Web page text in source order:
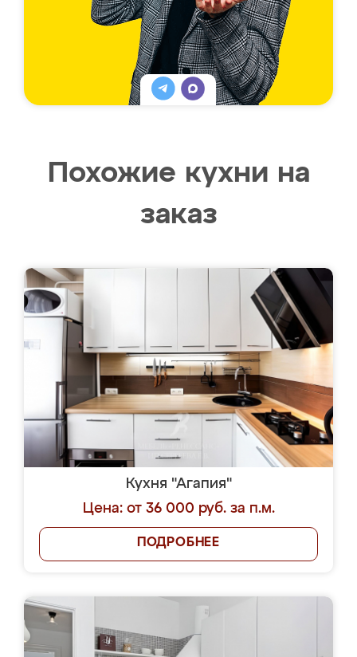
Похожие кухни на
заказ
Кухня "Агапия"
Цена: от 36 000 руб. за п.м.
ПОДРОБНЕЕ